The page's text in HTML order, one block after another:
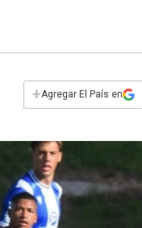
+Agregar El País en